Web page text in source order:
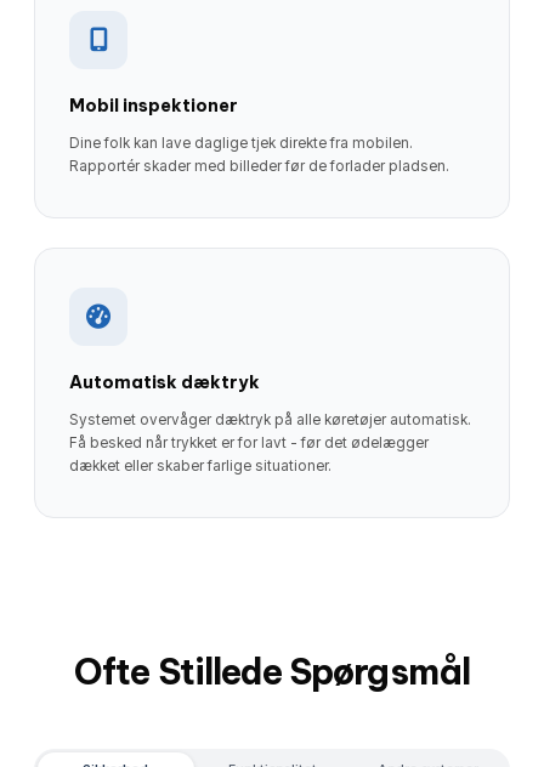
Mobil inspektioner
Dine folk kan lave daglige tjek direkte fra mobilen.
Rapportér skader med billeder før de forlader pladsen.
Automatisk dæktryk
Systemet overvåger dæktryk på alle køretøjer automatisk.
Få besked når trykket er for lavt - før det ødelægger
dækket eller skaber farlige situationer.
Ofte Stillede Spørgsmål